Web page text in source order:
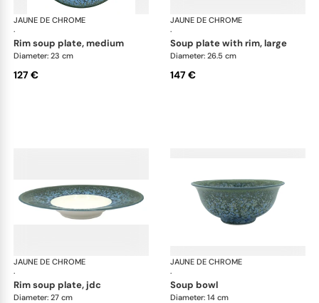
JAUNE DE CHROME
·
Nymphéa
rim soup plate, medium
Diameter: 23 cm
127 €
JAUNE DE CHROME
·
soup plate with rim, large
Diameter: 26.5 cm
147 €
JAUNE DE CHROME
·
Nymphéa
rim soup plate, jdc
Diameter: 27 cm
JAUNE DE CHROME
·
soup bowl
Diameter: 14 cm